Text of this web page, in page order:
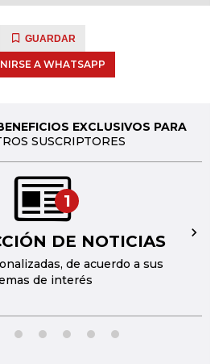
GUARDAR
A WHATSAPP
EXCLUSIVOS PARA
SUSCRIPTORES
1
DE NOTICIAS
de acuerdo a sus
de interés
→